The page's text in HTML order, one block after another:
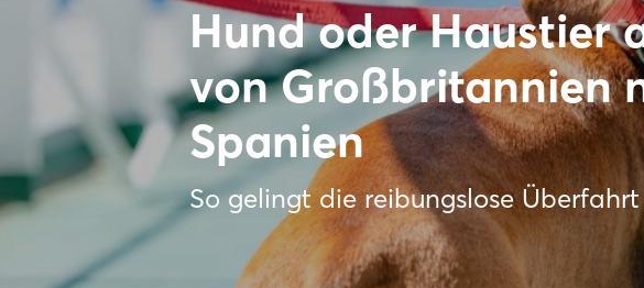
Hund oder Haustier
von Großbritannien
Spanien
So gelingt die reibungslose Überfahrt